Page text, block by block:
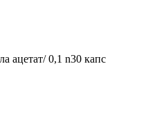
ацетат/ 0,1 n30 капс